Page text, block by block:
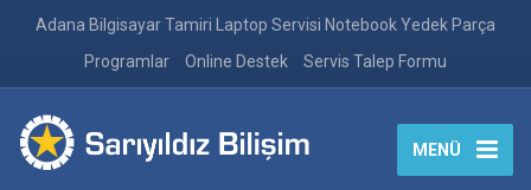
Adana Bilgisayar Tamiri Laptop Servisi Notebook Yedek Parça
Programlar
Online Destek Servis Talep Formu
MENÜ